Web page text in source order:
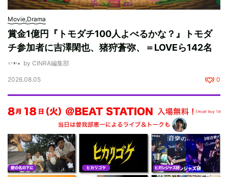
Movie,Drama
賞金1億円『トモダチ100人よべるかな？』トモダ
チ参加者に吉澤閑也、猪狩蒼弥、＝LOVEら142名
by CINRA編集部
2026.08.05 0